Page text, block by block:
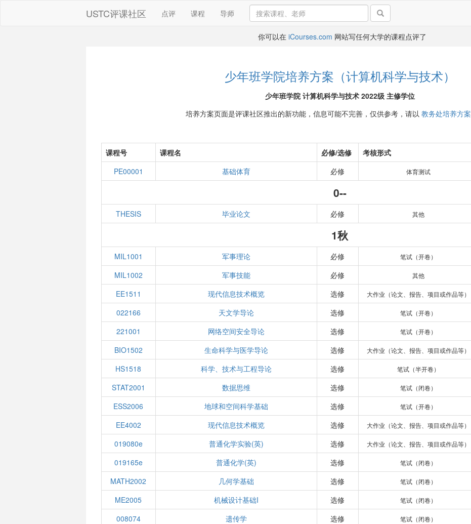
USTC评课社区 点评 课程 导师
你可以在 iCourses.com 网站写任何大学的课程点评了
少年班学院培养方案（计算机科学与技术）
少年班学院 计算机科学与技术 2022级 主修学位
培养方案页面是评课社区推出的新功能，信息可能不完善，仅供参考，请以 教务处培养方案
课程号 课程名 必修/选修 考核形式
PE00001
基础体育 必修 体育测试
0--
THESIS 毕业论文 必修 其他
1秋
MIL1001 军事理论 必修 笔试（开卷）
MIL1002
军事技能 必修 其他
EE1511
现代信息技术概览 选修 大作业（论文、报告、项目或作品等）
022166
天文学导论 选修 笔试（开卷）
221001
网络空间安全导论 选修 笔试（开卷）
BIO1502
生命科学与医学导论 选修 大作业（论文、报告、项目或作品等）
HS1518
科学、技术与工程导论 选修 笔试（半开卷）
STAT2001
数据思维 选修 笔试（闭卷）
ESS2006
地球和空间科学基础 选修 笔试（开卷）
EE4002
现代信息技术概览 选修 大作业（论文、报告、项目或作品等）
019080e
普通化学实验(英) 选修 大作业（论文、报告、项目或作品等）
019165e
普通化学(英) 选修 笔试（闭卷）
MATH2002
几何学基础 选修 笔试（闭卷）
ME2005
机械设计基础I 选修 笔试（闭卷）
008074
遗传学 选修 笔试（闭卷）